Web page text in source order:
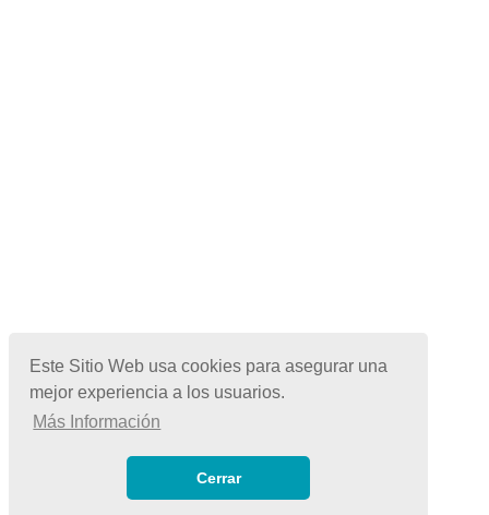
Este Sitio Web usa cookies para asegurar una
mejor experiencia a los usuarios.
Más Información
Cerrar
© Copyright 2026 | Todos los Derechos Reservados